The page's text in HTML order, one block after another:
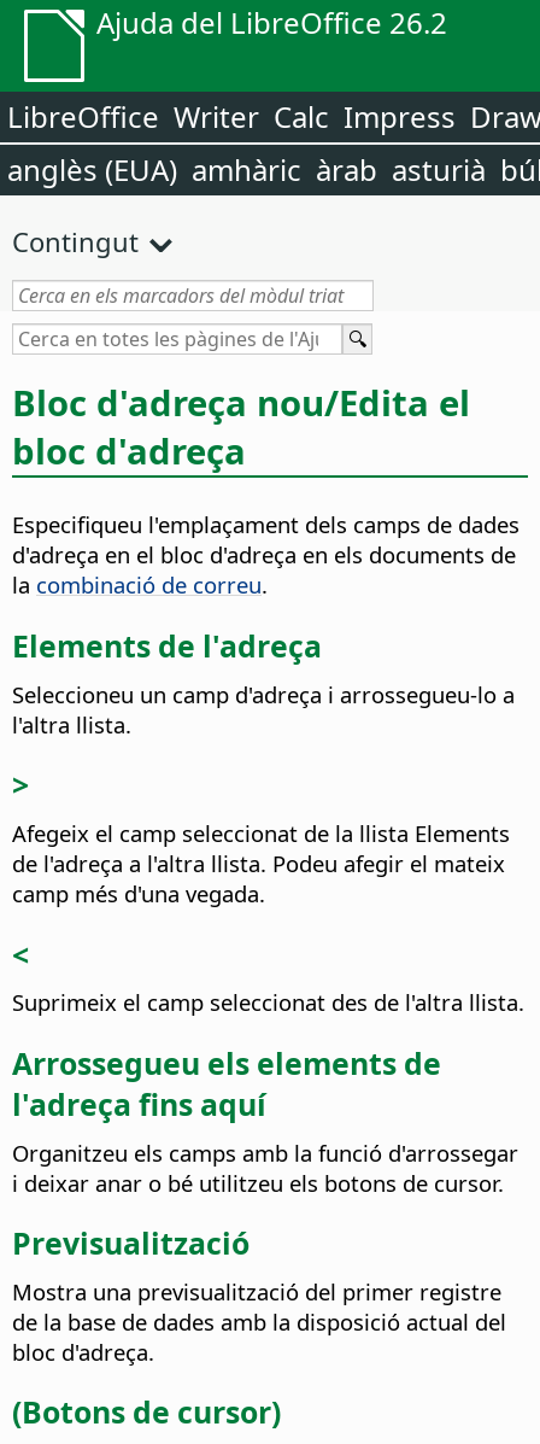
Ajuda del LibreOffice 26.2
LibreOffice Writer Calc Impress
anglès (EUA) amhàric àrab asturià
Contingut
Bloc d'adreça nou/Edita el
bloc d'adreça
Especifiqueu l'emplaçament dels camps de dades
d'adreça en el bloc d'adreça en els documents de
la combinació de correu.
Elements de l'adreça
Seleccioneu un camp d'adreça i arrossegueu-lo a
l'altra llista.
>
Afegeix el camp seleccionat de la llista Elements
de l'adreça a l'altra llista. Podeu afegir el mateix
camp més d'una vegada.
<
Suprimeix el camp seleccionat des de l'altra llista.
Arrossegueu els elements de
l'adreça fins aquí
Organitzeu els camps amb la funció d'arrossegar
i deixar anar o bé utilitzeu els botons de cursor.
Previsualització
Mostra una previsualització del primer registre
de la base de dades amb la disposició actual del
bloc d'adreça.
(Botons de cursor)